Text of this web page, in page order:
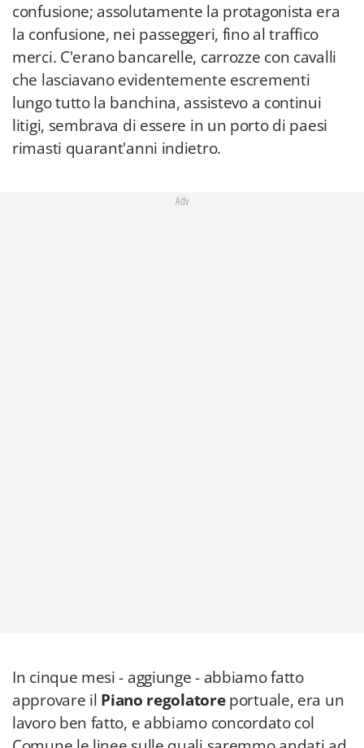
confusione; assolutamente la protagonista era
la confusione, nei passeggeri, fino al traffico
merci. C'erano bancarelle, carrozze con cavalli
che lasciavano evidentemente escrementi
lungo tutto la banchina, assistevo a continui
litigi, sembrava di essere in un porto di paesi
rimasti quarant'anni indietro.
Adv
In cinque mesi - aggiunge - abbiamo fatto
approvare il Piano regolatoreportuale, era un
lavoro ben fatto, e abbiamo concordato col